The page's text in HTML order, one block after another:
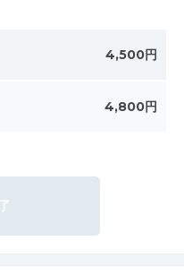
4,500円
4,800円